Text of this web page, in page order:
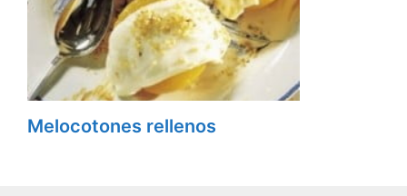
Melocotones rellenos